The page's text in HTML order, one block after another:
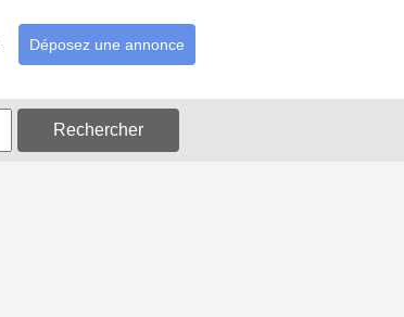
Déposez une annonce
Rechercher